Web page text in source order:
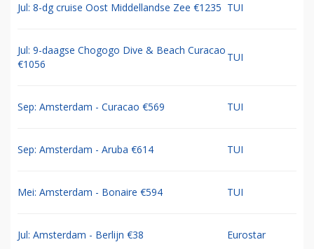
Jul: 8-dg cruise Oost Middellandse Zee €1235 TUI
Jul: 9-daagse Chogogo Dive & Beach Curacao
€1056
TUI
Sep: Amsterdam - Curacao €569 TUI
Sep: Amsterdam - Aruba €614 TUI
Mei: Amsterdam - Bonaire €594 TUI
Jul: Amsterdam - Berlijn €38 Eurostar